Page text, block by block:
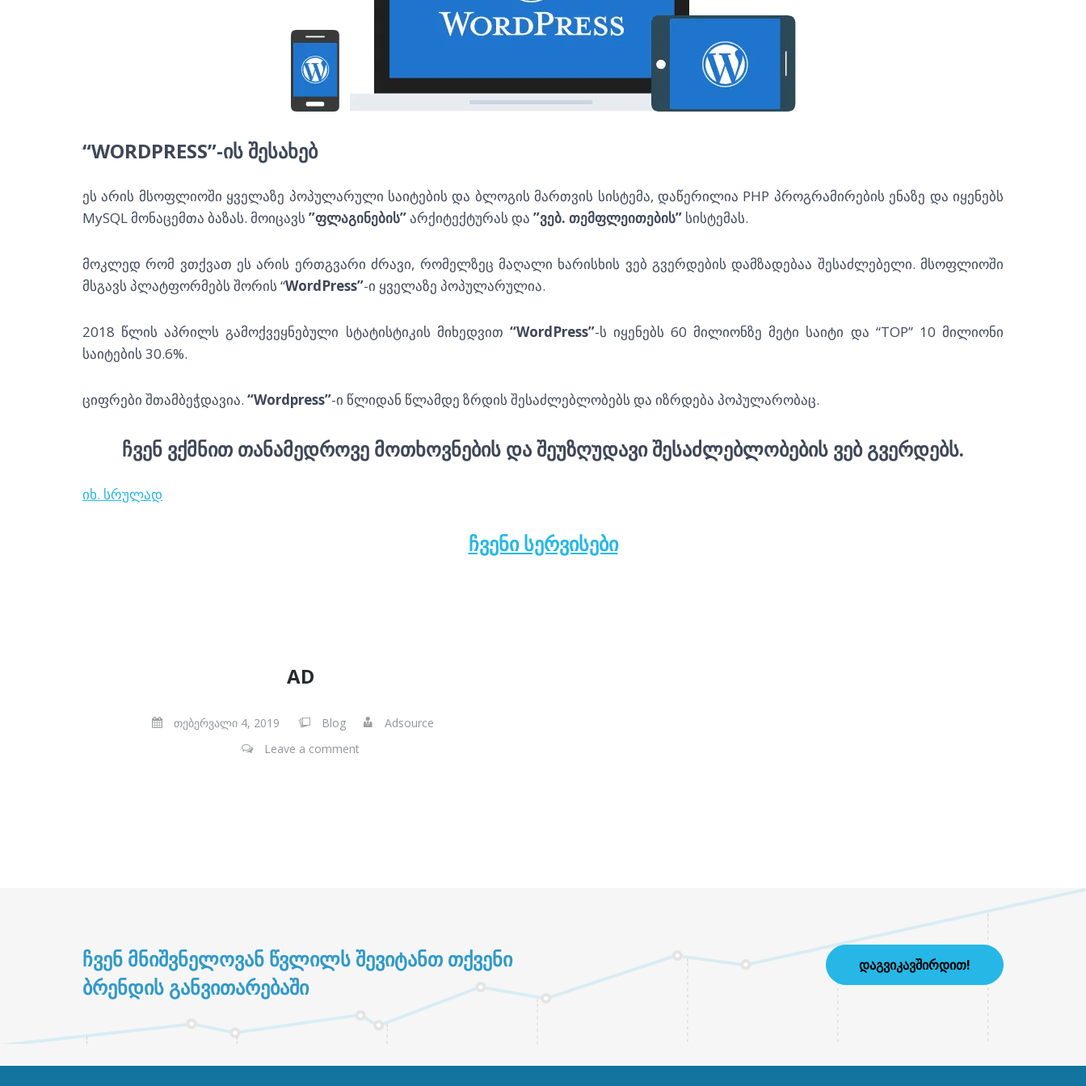
“WORDPRESS”-ᲘᲡ ᲨᲔᲡᲐᲮᲔᲑ
ეს არის მსოფლიოში ყველაზე პოპულარული საიტების და ბლოგის მართვის სისტემა, დაწერილია PHP პროგრამირების ენაზე და იყენებს
MySQL მონაცემთა ბაზას. მოიცავს ”ფლაგინების”არქიტექტურას და ”ვებ. თემფლეითების” სისტემას.
მოკლედ რომ ვთქვათ ეს არის ერთგვარი ძრავი, რომელზეც მაღალი ხარისხის ვებ გვერდების დამზადებაა შესაძლებელი. მსოფლიოში
მსგავს პლატფორმებს შორის “WordPress”-ი ყველაზე პოპულარულია.
2018 წლის აპრილს გამოქვეყნებული სტატისტიკის მიხედვით “WordPress”-ს იყენებს 60 მილიონზე მეტი საიტი და “TOP” 10 მილიონი
საიტების 30.6%.
ციფრები შთამბეჭდავია. “Wordpress”-ი წლიდან წლამდე ზრდის შესაძლებლობებს და იზრდება პოპულარობაც.
ᲩᲕᲔᲜ ᲕᲥᲛᲜᲘᲗ ᲗᲐᲜᲐᲛᲔᲓᲠᲝᲕᲔ ᲛᲝᲗᲮᲝᲕᲜᲔᲑᲘᲡ ᲓᲐ ᲨᲔᲣᲖᲦᲣᲓᲐᲕᲘ ᲨᲔᲡᲐᲫᲚᲔᲑᲚᲝᲑᲔᲑᲘᲡ ᲕᲔᲑ ᲒᲕᲔᲠᲓᲔᲑᲡ.
იხ. სრულად
ᲩᲕᲔᲜᲘ ᲡᲔᲠᲕᲘᲡᲔᲑᲘ
AD
თებერვალი 4, 2019 Blog
Adsource
Leave a comment
ᲩᲕᲔᲜ ᲛᲜᲘᲨᲕᲜᲔᲚᲝᲕᲐᲜ ᲬᲕᲚᲘᲚᲡ ᲨᲔᲕᲘᲢᲐᲜᲗ ᲗᲥᲕᲔᲜᲘ
ᲑᲠᲔᲜᲓᲘᲡ ᲒᲐᲜᲕᲘᲗᲐᲠᲔᲑᲐᲨᲘ
ᲓᲐᲒᲕᲘᲙᲐᲕᲨᲘᲠᲓᲘᲗ!